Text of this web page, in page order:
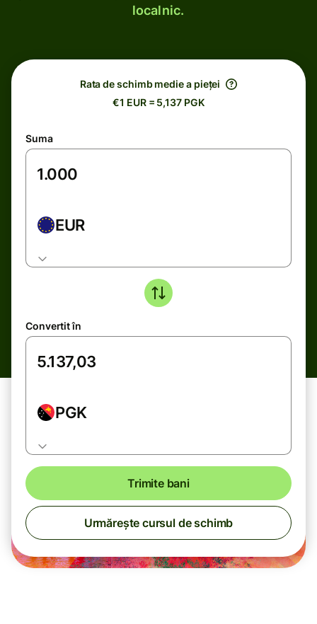
localnic.
Rata de schimb medie a pieței
€1 EUR = 5,137 PGK
Suma
EUR
Convertit în
PGK
Trimite bani
Urmărește cursul de schimb